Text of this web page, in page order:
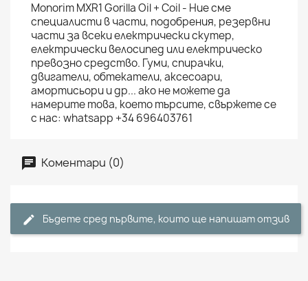
Monorim MXR1 Gorilla Oil + Coil - Ние сме
специалисти в части, подобрения, резервни
части за всеки електрически скутер,
електрически велосипед или електрическо
превозно средство. Гуми, спирачки,
двигатели, обтекатели, аксесоари,
амортисьори и др... ако не можете да
намерите това, което търсите, свържете се
с нас: whatsapp +34 696403761
Коментари (0)
Бъдете сред първите, които ще напишат отзив